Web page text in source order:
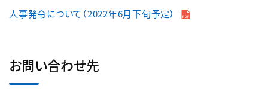
人事発令について（2022年6月下旬予定）
お問い合わせ先